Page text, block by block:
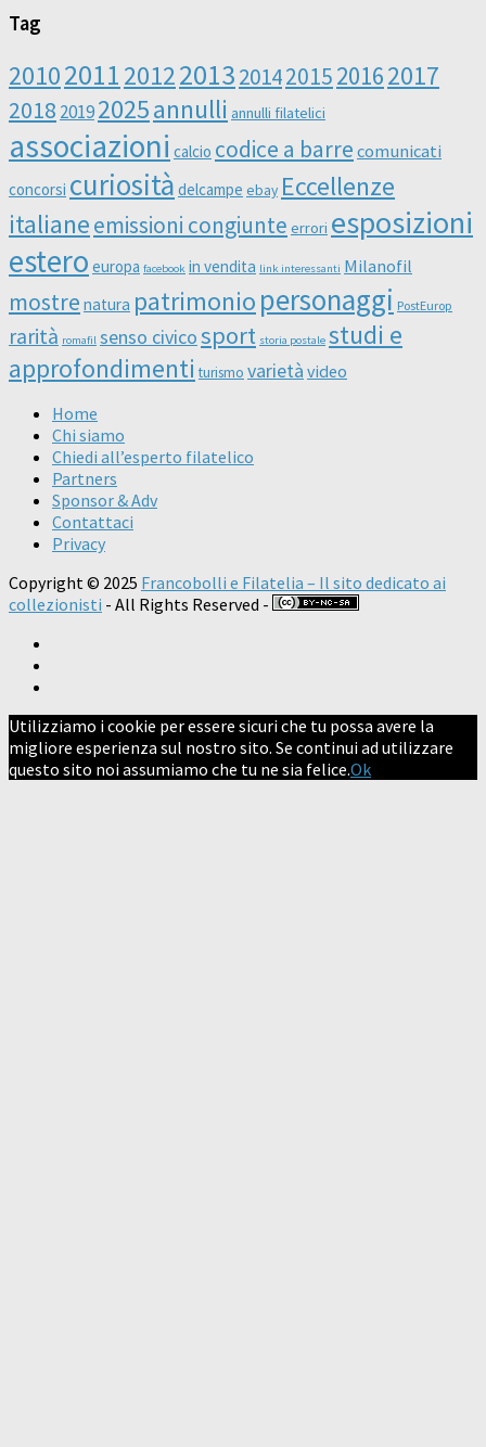
Tag
20102011201220132014201520162017
2018 20192025annulli annulli filatelici
associazioni calcio codice a barre comunicati
concorsi curiosità delcampe ebay Eccellenze
italianeemissioni congiunte errori esposizioni
estero europa facebook in vendita link interessanti Milanofil
mostre natura patrimonio personaggi PostEurop
rarità romafil senso civicosport storia postale studi e
approfondimenti turismo varietà video
Home
Chi siamo
Chiedi all’esperto filatelico
Partners
Sponsor & Adv
Contattaci
Privacy
Copyright © 2025 Francobolli e Filatelia – Il sito dedicato ai
collezionisti - All Rights Reserved -
Utilizziamo i cookie per essere sicuri che tu possa avere la
migliore esperienza sul nostro sito. Se continui ad utilizzare
questo sito noi assumiamo che tu ne sia felice.Ok